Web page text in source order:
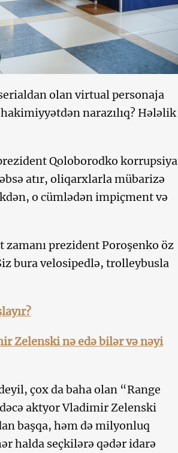
olan virtual personaja
narazılıq? Hələlik
Qoloborodko korrupsiya
atır, oliqarxlarla mübarizə
o cümlədən impiçment və
prezident Poroşenko öz
bura velosipedlə, trolleybusla
Zelenski nə edə bilər və nəyi
çox da baha olan “Range
aktyor Vladimir Zelenski
başqa, həm də milyonluq
halda seçkilərə qədər idarə